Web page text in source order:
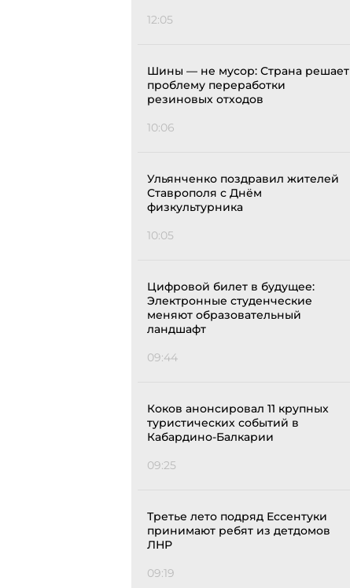
12:05
Шины — не мусор: Страна решает
проблему переработки
резиновых отходов
10:06
Ульянченко поздравил жителей
Ставрополя с Днём
физкультурника
10:05
Цифровой билет в будущее:
Электронные студенческие
меняют образовательный
ландшафт
09:44
Коков анонсировал 11 крупных
туристических событий в
Кабардино-Балкарии
09:25
Третье лето подряд Ессентуки
принимают ребят из детдомов
ЛНР
09:19